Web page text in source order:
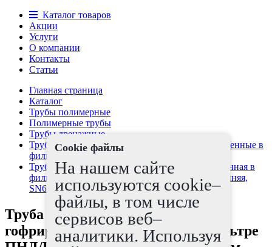
Каталог товаров
Акции
Услуги
О компании
Контакты
Статьи
Главная страница
Каталог
Трубы полимерные
Полимерные трубы
Трубы дренажные
Трубы дренажные гибкие гофрированные двустенные в
фильтре ПНД/ПВД
Труба дренажная гибкая гофрированные двустенная в
фильтре ПНД/ПВД, OD160мм, Бухты по 50м, синяя,
SN6
Труба дренажная гибкая
гофрированные двустенная в фильтре
Cookie файлы
На нашем сайте
используются cookie–
файлы, в том числе
сервисов веб–
аналитики. Используя